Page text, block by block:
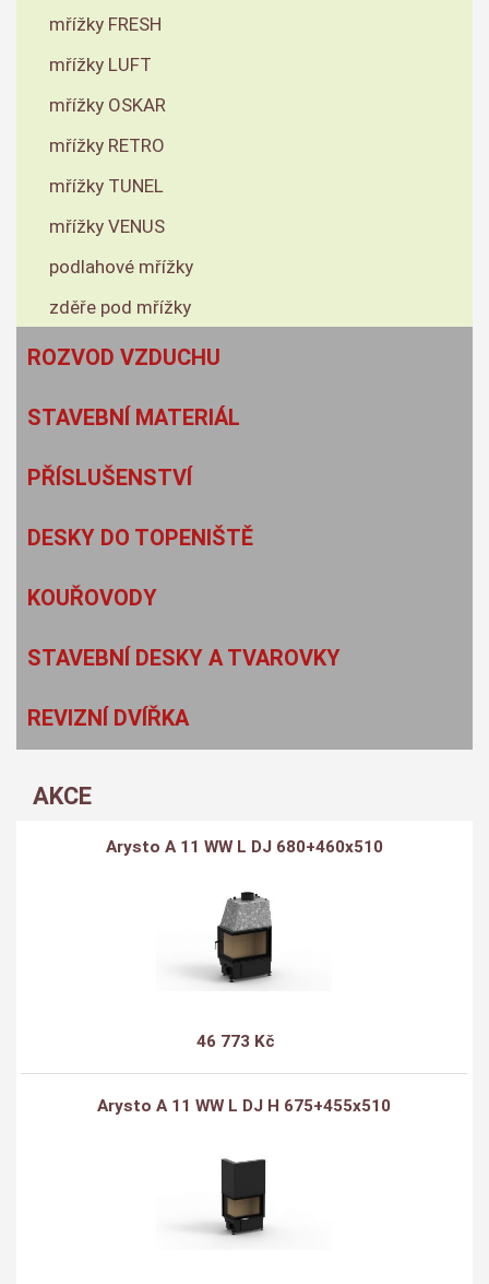
mřížky FRESH
mřížky LUFT
mřížky OSKAR
mřížky RETRO
mřížky TUNEL
mřížky VENUS
podlahové mřížky
zděře pod mřížky
ROZVOD VZDUCHU
STAVEBNÍ MATERIÁL
PŘÍSLUŠENSTVÍ
DESKY DO TOPENIŠTĚ
KOUŘOVODY
STAVEBNÍ DESKY A TVAROVKY
REVIZNÍ DVÍŘKA
AKCE
Arysto A 11 WW L DJ 680+460x510
46 773 Kč
Arysto A 11 WW L DJ H 675+455x510